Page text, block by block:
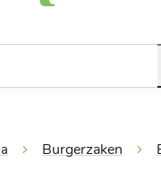
we jou helpen?
Burgerzaken